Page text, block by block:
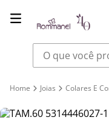
O que você
Joias Colares E